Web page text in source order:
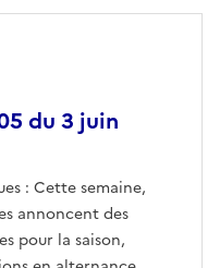
du 3 juin
: Cette semaine,
annoncent des
pour la saison,